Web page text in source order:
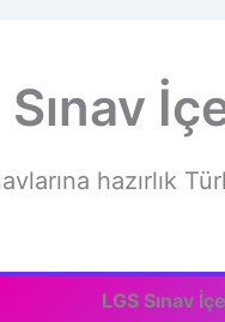
Sınav
hazırlık
LGS Sınav